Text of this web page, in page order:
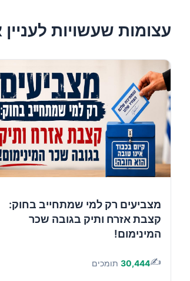
עצומות שעשויות
מצביעים רק למי שמתחייב בחוק:
קצבת אזרח ותיק בגובה שכר
המינימום!
✍️
30,444 תומכים